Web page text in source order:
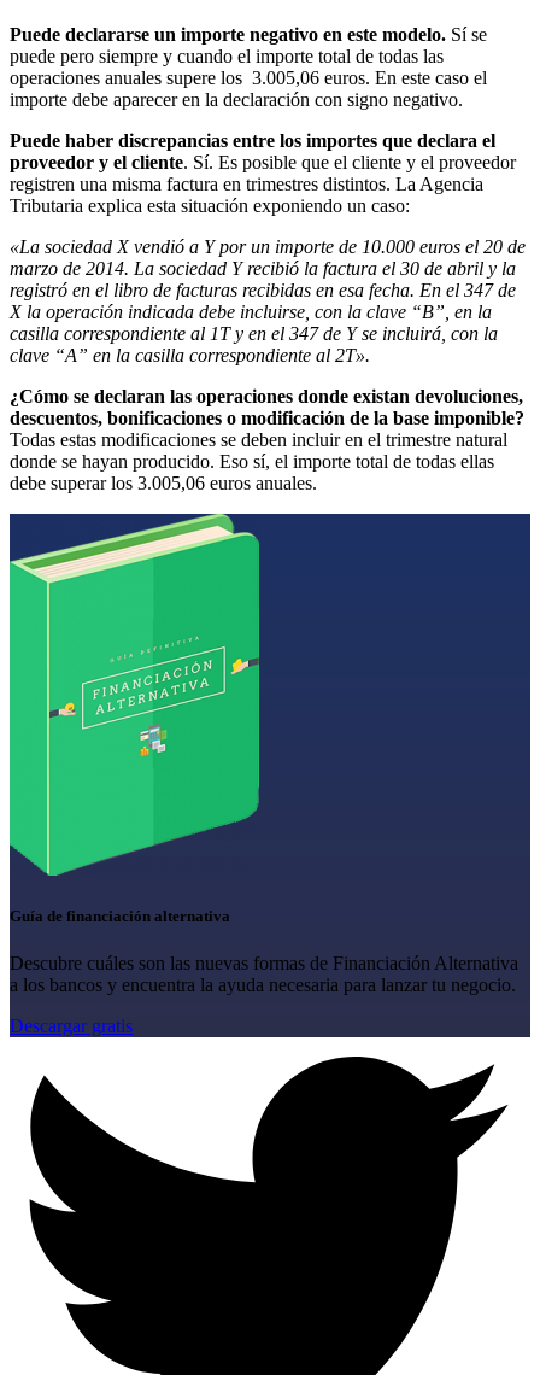
Puede declararse un importe negativo en este modelo. Sí se
puede pero siempre y cuando el importe total de todas las
operaciones anuales supere los 3.005,06 euros. En este caso el
importe debe aparecer en la declaración con signo negativo.
Puede haber discrepancias entre los importes que declara el
proveedor y el cliente. Sí. Es posible que el cliente y el proveedor
registren una misma factura en trimestres distintos. La Agencia
Tributaria explica esta situación exponiendo un caso:
«La sociedad X vendió a Y por un importe de 10.000 euros el 20 de
marzo de 2014. La sociedad Y recibió la factura el 30 de abril y la
registró en el libro de facturas recibidas en esa fecha. En el 347 de
X la operación indicada debe incluirse, con la clave “B”, en la
casilla correspondiente al 1T y en el 347 de Y se incluirá, con la
clave “A” en la casilla correspondiente al 2T».
¿Cómo se declaran las operaciones donde existan devoluciones,
descuentos, bonificaciones o modificación de la base imponible?
Todas estas modificaciones se deben incluir en el trimestre natural
donde se hayan producido. Eso sí, el importe total de todas ellas
debe superar los 3.005,06 euros anuales.
Guía de financiación alternativa
Descubre cuáles son las nuevas formas de Financiación Alternativa
a los bancos y encuentra la ayuda necesaria para lanzar tu negocio.
Descargar gratis